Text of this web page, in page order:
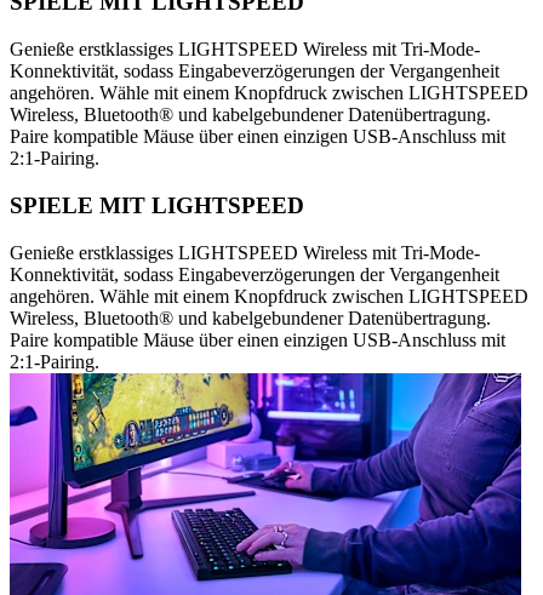
Genieße erstklassiges LIGHTSPEED Wireless mit Tri-Mode-
Konnektivität, sodass Eingabeverzögerungen der Vergangenheit
angehören. Wähle mit einem Knopfdruck zwischen LIGHTSPEED
Wireless, Bluetooth® und kabelgebundener Datenübertragung.
Paire kompatible Mäuse über einen einzigen USB-Anschluss mit
2:1-Pairing.
SPIELE MIT LIGHTSPEED
Genieße erstklassiges LIGHTSPEED Wireless mit Tri-Mode-
Konnektivität, sodass Eingabeverzögerungen der Vergangenheit
angehören. Wähle mit einem Knopfdruck zwischen LIGHTSPEED
Wireless, Bluetooth® und kabelgebundener Datenübertragung.
Paire kompatible Mäuse über einen einzigen USB-Anschluss mit
2:1-Pairing.